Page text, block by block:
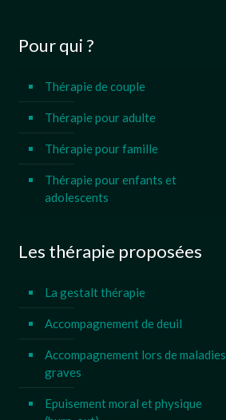
Pour qui ?
Thérapie de couple
Thérapie pour adulte
Thérapie pour famille
Thérapie pour enfants et
adolescents
Les thérapie proposées
La gestalt thérapie
Accompagnement de deuil
Accompagnement lors de maladies
graves
Epuisement moral et physique